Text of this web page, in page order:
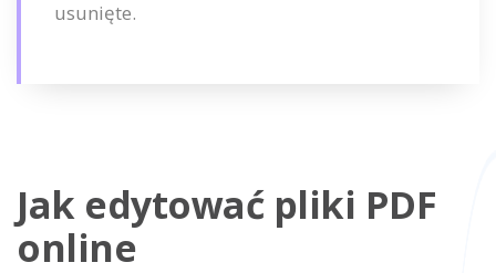
usunięte.
Jak edytować pliki PDF
online